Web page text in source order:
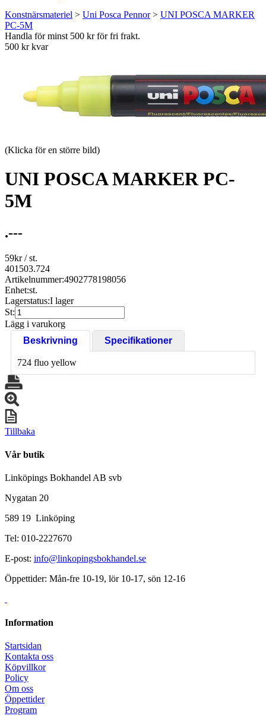
Konstnärsmateriel > Uni Posca Pennor> UNI POSCA MARKER
PC-5M
Handla för minst 500 kr för fri frakt.
500 kr kvar
(Klicka för en större bild)
UNI POSCA MARKER PC-
5M
.---
59kr/ st.
401503.724
Artikelnummer:4902778198056
Enhet:st.
Lagerstatus:I lager
St:
Lägg i varukorg
Beskrivning
Specifikationer
724 fluo yellow
Tillbaka
Vår butik
Linköpings Bokhandel AB svb
Nygatan 20
589 19 Linköping
Tel: 010-2227670
E-post: info@linkopingsbokhandel.se
Öppettider: Mån-fre 10-19, lör 10-17, sön 12-16
Information
Startsidan
Kontakta oss
Köpvillkor
Policy
Om oss
Öppettider
Program